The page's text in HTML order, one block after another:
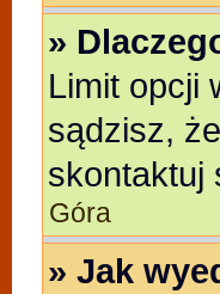
»
Limit opcji
sądzisz,
skontaktuj
Góra
» Jak